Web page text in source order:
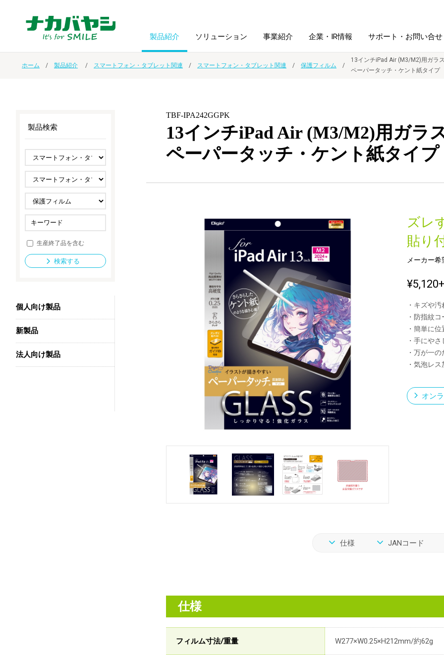
製品紹介
ノート・紙製品
ホルダー用品
スマートフォン・
タブレット関連
デジタルカメラ関連
セキュリティ用品
法人向け製品 新製品一覧
ソリューション
オーダー手帳・ノベルティ制作 学校ソリューション
ドキュメントスキャニングサービス 総務＋クリエイティブ
導入事例
事業紹介 企業・IR情報
IR情報
サステナビリティ 採用情報
サポート・お問い合せ
ホーム 製品紹介 スマートフォン・タブレット関連 スマートフォン・タブレット関連 保護フィルム
13インチiPad Air (M3/M2)用ガラ
ペーパータッチ・ケント紙タイプ
TBF-IPA242GGPK
13インチiPad Air (M3/M2)用ガラ
ペーパータッチ・ケント紙タイプ
ズレ
貼り
メーカー
¥5,120
・キズや
・防指紋
・簡単に
・手にや
・万が一
・気泡レ
オン
仕様 JANコード
仕様
フィルム寸法/重量 W277×W0.25×H212mm/約62g
製品検索
生産終了品を含む
検索する
個人向け製品
新製品
法人向け製品